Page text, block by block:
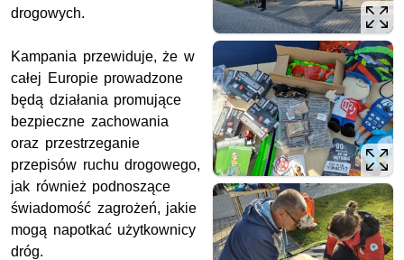
drogowych.
Kampania przewiduje, że w
całej Europie prowadzone
będą działania promujące
bezpieczne zachowania
oraz przestrzeganie
przepisów ruchu drogowego,
jak również podnoszące
świadomość zagrożeń, jakie
mogą napotkać użytkownicy
dróg.